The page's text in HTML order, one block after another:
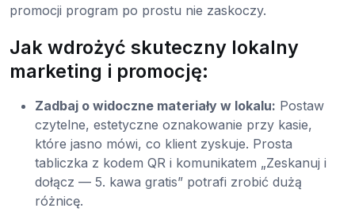
promocji program po prostu nie zaskoczy.
Jak wdrożyć skuteczny lokalny
marketing i promocję:
Zadbaj o widoczne materiały w lokalu: Postaw
czytelne, estetyczne oznakowanie przy kasie,
które jasno mówi, co klient zyskuje. Prosta
tabliczka z kodem QR i komunikatem „Zeskanuj i
dołącz — 5. kawa gratis” potrafi zrobić dużą
różnicę.